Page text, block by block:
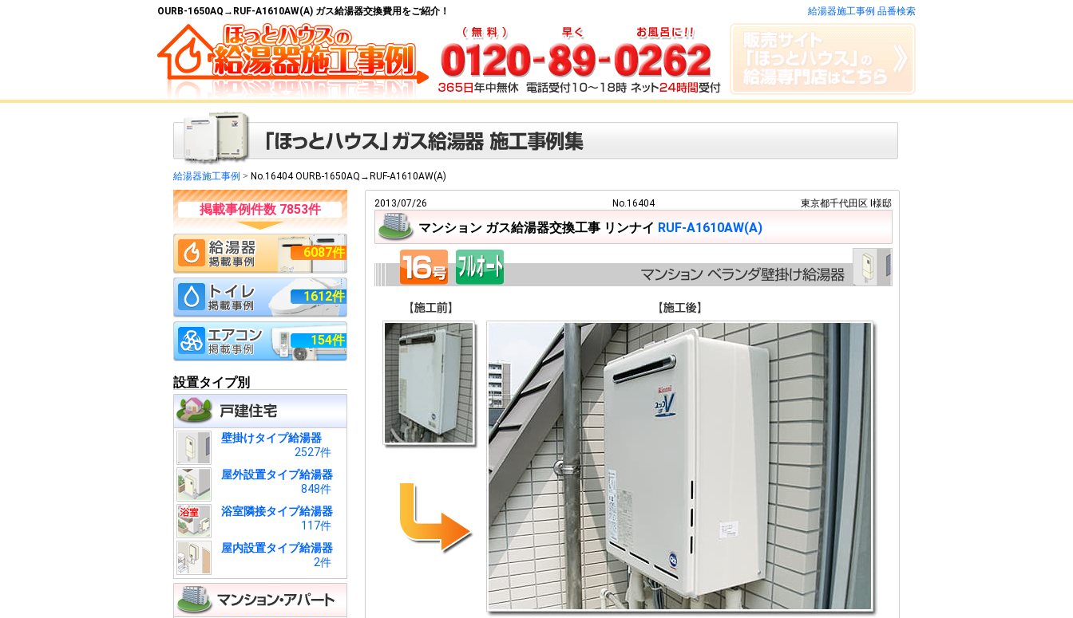
OURB-1650AQ→RUF-A1610AW(A) ガス給湯器交換費用をご紹介！ 給湯器施工事例 品番検索
給湯器施工事例 > No.16404 OURB-1650AQ→RUF-A1610AW(A)
掲載事例件数 7853件
6087件
1612件
154件
設置タイプ別
壁掛けタイプ給湯器
2527件
屋外設置タイプ給湯器
848件
浴室隣接タイプ給湯器
117件
屋内設置タイプ給湯器
2件
2013/07/26 No.16404 東京都千代田区 I様邸
マンション ガス給湯器交換工事 リンナイ RUF-A1610AW(A)